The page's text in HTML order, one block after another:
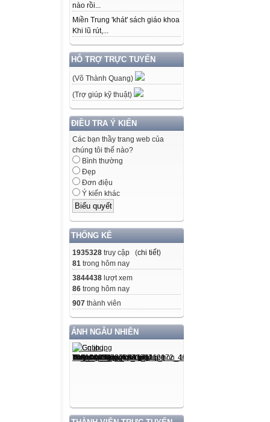
nào rồi...
Miền Trung 'khát' sách giáo khoa
Khi lũ rút,...
HỖ TRỢ TRỰC TUYẾN
(Võ Thành Quang)
(Trợ giúp kỹ thuật)
ĐIỀU TRA Ý KIẾN
Các bạn thầy trang web của
chúng tôi thế nào?
Bình thường
Đẹp
Đơn điệu
Ý kiến khác
THỐNG KÊ
1935328 truy cập (chi tiết)
81 trong hôm nay
3844438 lượt xem
86 trong hôm nay
907 thành viên
ẢNH NGẪU NHIÊN